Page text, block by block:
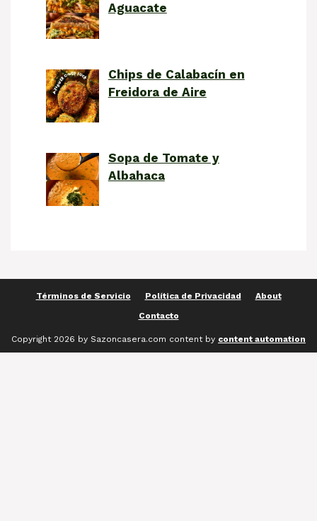
Aguacate
Chips de Calabacín en
Freidora de Aire
Sopa de Tomate y
Albahaca
Términos de Servicio Política de Privacidad
About
Contacto
Copyright 2026 by Sazoncasera.com content by content automation